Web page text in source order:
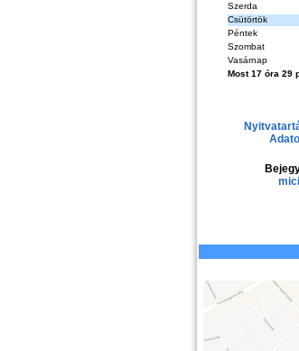
Szerda
Csütörtök
Péntek
Szombat
Vasárnap
Most 17 óra 29